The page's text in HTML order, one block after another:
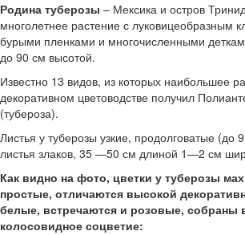
Родина туберозы – Мексика и остров
многолетнее растение с луковицеобразным
бурыми пленками и многочисленными
до 90 см высотой.
Известно 13 видов, из которых наибольшее
декоративном цветоводстве получил
(тубероза).
Листья у туберозы узкие, продолговатые (до
листья злаков, 35 —50 см длиной 1—2 см
Как видно на фото, цветки у туберозы
простые, отличаются высокой
белые, встречаются и розовые, собраны
колосовидное соцветие: